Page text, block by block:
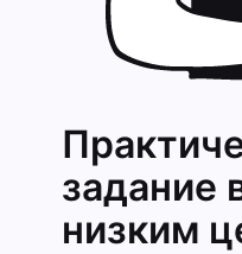
задание
низким